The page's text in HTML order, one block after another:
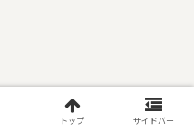
トップ サイドバー